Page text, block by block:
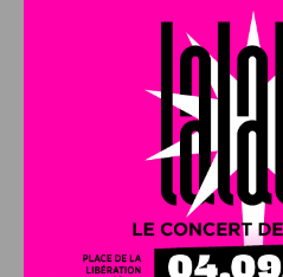
LE DFCO DÉVOILE SES
SAISON 2026-2027